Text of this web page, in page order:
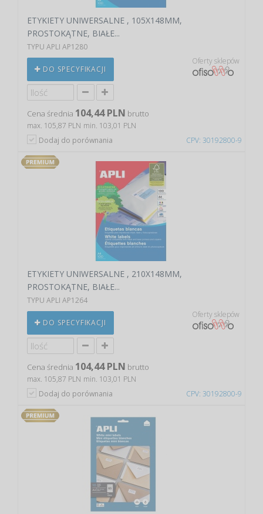
CPV: 30192800-9
ETYKIETY UNIWERSALNE , 105X148MM,
PROSTOKĄTNE, BIAŁE...
TYPU APLI AP1280
DO SPECYFIKACJI
Oferty sklepów
Cena średnia 104,44 PLN brutto
max. 105,87 PLN min. 103,01 PLN
Dodaj do porównania
CPV: 30192800-9
ETYKIETY UNIWERSALNE , 210X148MM,
PROSTOKĄTNE, BIAŁE...
TYPU APLI AP1264
DO SPECYFIKACJI
Oferty sklepów
Cena średnia 104,44 PLN brutto
max. 105,87 PLN min. 103,01 PLN
Dodaj do porównania